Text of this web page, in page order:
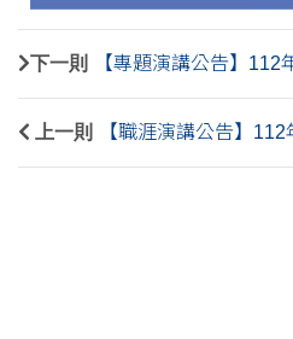
下一則 【專題演講公告】112
上一則 【職涯演講公告】